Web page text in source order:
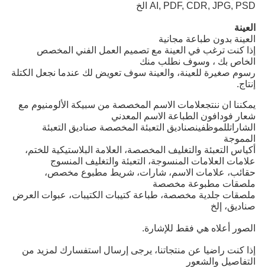
AI, PDF, CDR, JPG, PSD الخ
العينة
العينة بدون طباعة مجانية
إذا كنت ترغب في العينة مع تصميم العمل الفني المخصص
الخاص بك ، وسوف نطلب منك
رسوم صغيرة للعينة، والعينة سوف تعويض لك عندما نجعل الكتلة
إنتاج.
يمكننا ان ننتجعلامات الاسم المخصصة من سبيكة الألومنيوم مع
شعار فودافون الطباعة الاسم المعدني
الشارات للموظفينصناديق التعبئة المخصصة صناديق التعبئة
المموجة
أكياس التعبئة والتغليف المخصصة، العلامة البلاستيكية للختم،
علامات العلامات المنسوجة، التعبئة والتغليف المنسوج
حقائب، علامات الاسم، شارات، شريط مطبوع مخصص،
ملصقات مطبوعة مخصصة
ملصقات جلدية مخصصة، طباعة كتيبات الكتيبات، عبوات العرض
صناديق، إلخ
الصور أعلاه هي فقط للإشارة.
إذا كنت راضيا عن منتجاتنا، يرجى إرسال استفسارك لمزيد من
التفاصيل والشعور